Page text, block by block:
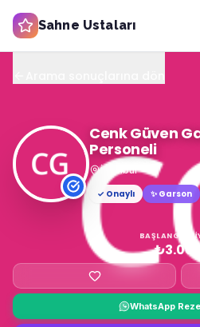
Sahne Ustaları
Cenk Güven
Personeli
İstanbul
✓ Onaylı
✨ Garson
BAŞLANGIÇ
WhatsApp